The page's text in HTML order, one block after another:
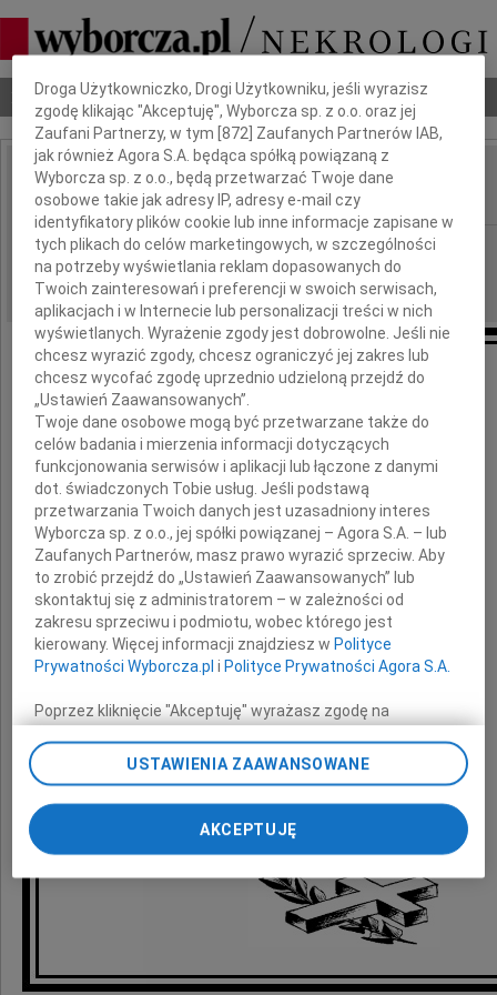
Nekrologi Odeszli Poradnik pogrzebowy
IMIĘ I NAZWISKO: Dariusz Tabor
REGION: cała Polska
DATA EMISJI: 02.12.2009
Z głębokim smutkiem i żalem
przyjęliśmy wiadomość o tragicznej śmierci
naszego Kolegi
Dariusza Tabora
Wyrazy głębokiego współczucia
Rodzinie
składają
koleżanki i koledzy
Dbamy o Twoją prywatność
Droga Użytkowniczko, Drogi Użytkowniku, jeśli wyrazisz
zgodę klikając "Akceptuję", Wyborcza sp. z o.o. oraz jej
Zaufani Partnerzy, w tym [872] Zaufanych Partnerów IAB,
jak również Agora S.A. będąca spółką powiązaną z
Wyborcza sp. z o.o., będą przetwarzać Twoje dane
osobowe takie jak adresy IP, adresy e-mail czy
identyfikatory plików cookie lub inne informacje zapisane w
tych plikach do celów marketingowych, w szczególności
na potrzeby wyświetlania reklam dopasowanych do
Twoich zainteresowań i preferencji w swoich serwisach,
aplikacjach i w Internecie lub personalizacji treści w nich
wyświetlanych. Wyrażenie zgody jest dobrowolne. Jeśli nie
chcesz wyrazić zgody, chcesz ograniczyć jej zakres lub
chcesz wycofać zgodę uprzednio udzieloną przejdź do
„Ustawień Zaawansowanych”.
Twoje dane osobowe mogą być przetwarzane także do
celów badania i mierzenia informacji dotyczących
funkcjonowania serwisów i aplikacji lub łączone z danymi
dot. świadczonych Tobie usług. Jeśli podstawą
przetwarzania Twoich danych jest uzasadniony interes
Wyborcza sp. z o.o., jej spółki powiązanej – Agora S.A. – lub
Zaufanych Partnerów, masz prawo wyrazić sprzeciw. Aby
to zrobić przejdź do „Ustawień Zaawansowanych” lub
skontaktuj się z administratorem – w zależności od
zakresu sprzeciwu i podmiotu, wobec którego jest
kierowany. Więcej informacji znajdziesz wPolityce
Prywatności Wyborcza.pl iPolityce Prywatności Agora S.A.
Poprzez kliknięcie "Akceptuję" wyrażasz zgodę na
Wyborczej sp. z o. o. jej Zaufanych Partnerów i Agora S.A.
na Twoim urządzeniu końcowym. Możesz też w każdej
chwili zmienić swoje preferencje dot. plików cookie,
ponownie wywołując narzędzie do zarządzania Twoimi
preferencjami dot. przetwarzania danych poprzez
przechodząc do sekcji „Ustawienia zaawansowane”.
Zmiana ustawień plików cookie możliwa jest także za
My, nasi Zaufani Partnerzy i Agora S.A. możemy
USTAWIENIA ZAAWANSOWANE
AKCEPTUJĘ